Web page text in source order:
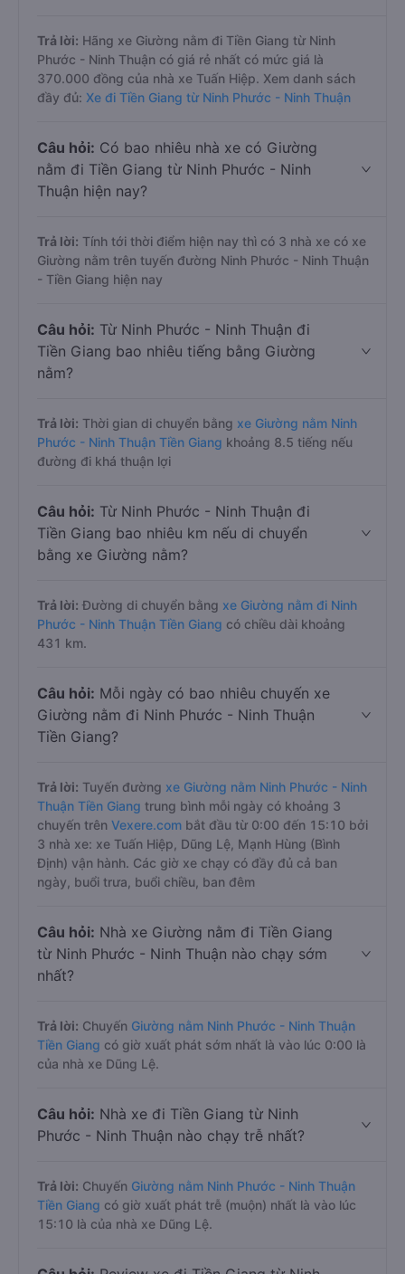
Trả lời: Hãng xe Giường nằm đi Tiền Giang từ Ninh
Phước - Ninh Thuận có giá rẻ nhất có mức giá là
370.000 đồng của nhà xe Tuấn Hiệp. Xem danh sách
đầy đủ: Xe đi Tiền Giang từ Ninh Phước - Ninh Thuận
Câu hỏi: Có bao nhiêu nhà xe có Giường
nằm đi Tiền Giang từ Ninh Phước - Ninh
Thuận hiện nay?
Trả lời: Tính tới thời điểm hiện nay thì có 3 nhà xe có xe
Giường nằm trên tuyến đường Ninh Phước - Ninh Thuận
- Tiền Giang hiện nay
Câu hỏi: Từ Ninh Phước - Ninh Thuận đi
Tiền Giang bao nhiêu tiếng bằng Giường
nằm?
Trả lời: Thời gian di chuyển bằng xe Giường nằm Ninh
Phước - Ninh Thuận Tiền Giang khoảng 8.5 tiếng nếu
đường đi khá thuận lợi
Câu hỏi: Từ Ninh Phước - Ninh Thuận đi
Tiền Giang bao nhiêu km nếu di chuyển
bằng xe Giường nằm?
Trả lời: Đường di chuyển bằng xe Giường nằm đi Ninh
Phước - Ninh Thuận Tiền Giang có chiều dài khoảng
431 km.
Câu hỏi: Mỗi ngày có bao nhiêu chuyến xe
Giường nằm đi Ninh Phước - Ninh Thuận
Tiền Giang?
Trả lời: Tuyến đường xe Giường nằm Ninh Phước - Ninh
Thuận Tiền Giang trung bình mỗi ngày có khoảng 3
chuyến trên Vexere.com bắt đầu từ 0:00 đến 15:10 bởi
3 nhà xe: xe Tuấn Hiệp, Dũng Lệ, Mạnh Hùng (Bình
Định) vận hành. Các giờ xe chạy có đầy đủ cả ban
ngày, buổi trưa, buổi chiều, ban đêm
Câu hỏi: Nhà xe Giường nằm đi Tiền Giang
từ Ninh Phước - Ninh Thuận nào chạy sớm
nhất?
Trả lời: Chuyến Giường nằm Ninh Phước - Ninh Thuận
Tiền Giang có giờ xuất phát sớm nhất là vào lúc 0:00 là
của nhà xe Dũng Lệ.
Câu hỏi: Nhà xe đi Tiền Giang từ Ninh
Phước - Ninh Thuận nào chạy trễ nhất?
Trả lời: Chuyến Giường nằm Ninh Phước - Ninh Thuận
Tiền Giang có giờ xuất phát trễ (muộn) nhất là vào lúc
15:10 là của nhà xe Dũng Lệ.